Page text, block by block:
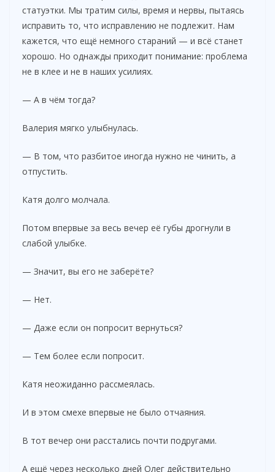
статуэтки. Мы тратим силы, время и нервы, пытаясь
исправить то, что исправлению не подлежит. Нам
кажется, что ещё немного стараний — и всё станет
хорошо. Но однажды приходит понимание: проблема
не в клее и не в наших усилиях.
— А в чём тогда?
Валерия мягко улыбнулась.
— В том, что разбитое иногда нужно не чинить, а
отпустить.
Катя долго молчала.
Потом впервые за весь вечер её губы дрогнули в
слабой улыбке.
— Значит, вы его не заберёте?
— Нет.
— Даже если он попросит вернуться?
— Тем более если попросит.
Катя неожиданно рассмеялась.
И в этом смехе впервые не было отчаяния.
В тот вечер они расстались почти подругами.
А ещё через несколько дней Олег действительно